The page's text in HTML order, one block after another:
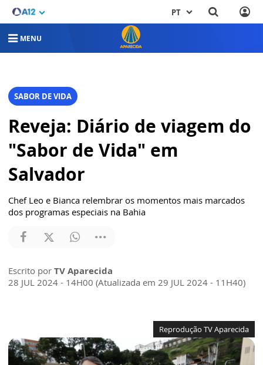
PT
MENU
SABOR DE VIDA
Reveja: Diário de viagem do
"Sabor de Vida" em
Salvador
Chef Leo e Bianca relembrar os momentos mais marcados
dos programas especiais na Bahia
Escrito por TV Aparecida
28 JUL 2024 - 14H00 (Atualizada em 29 JUL 2024 - 11H40)
Reprodução TV Aparecida